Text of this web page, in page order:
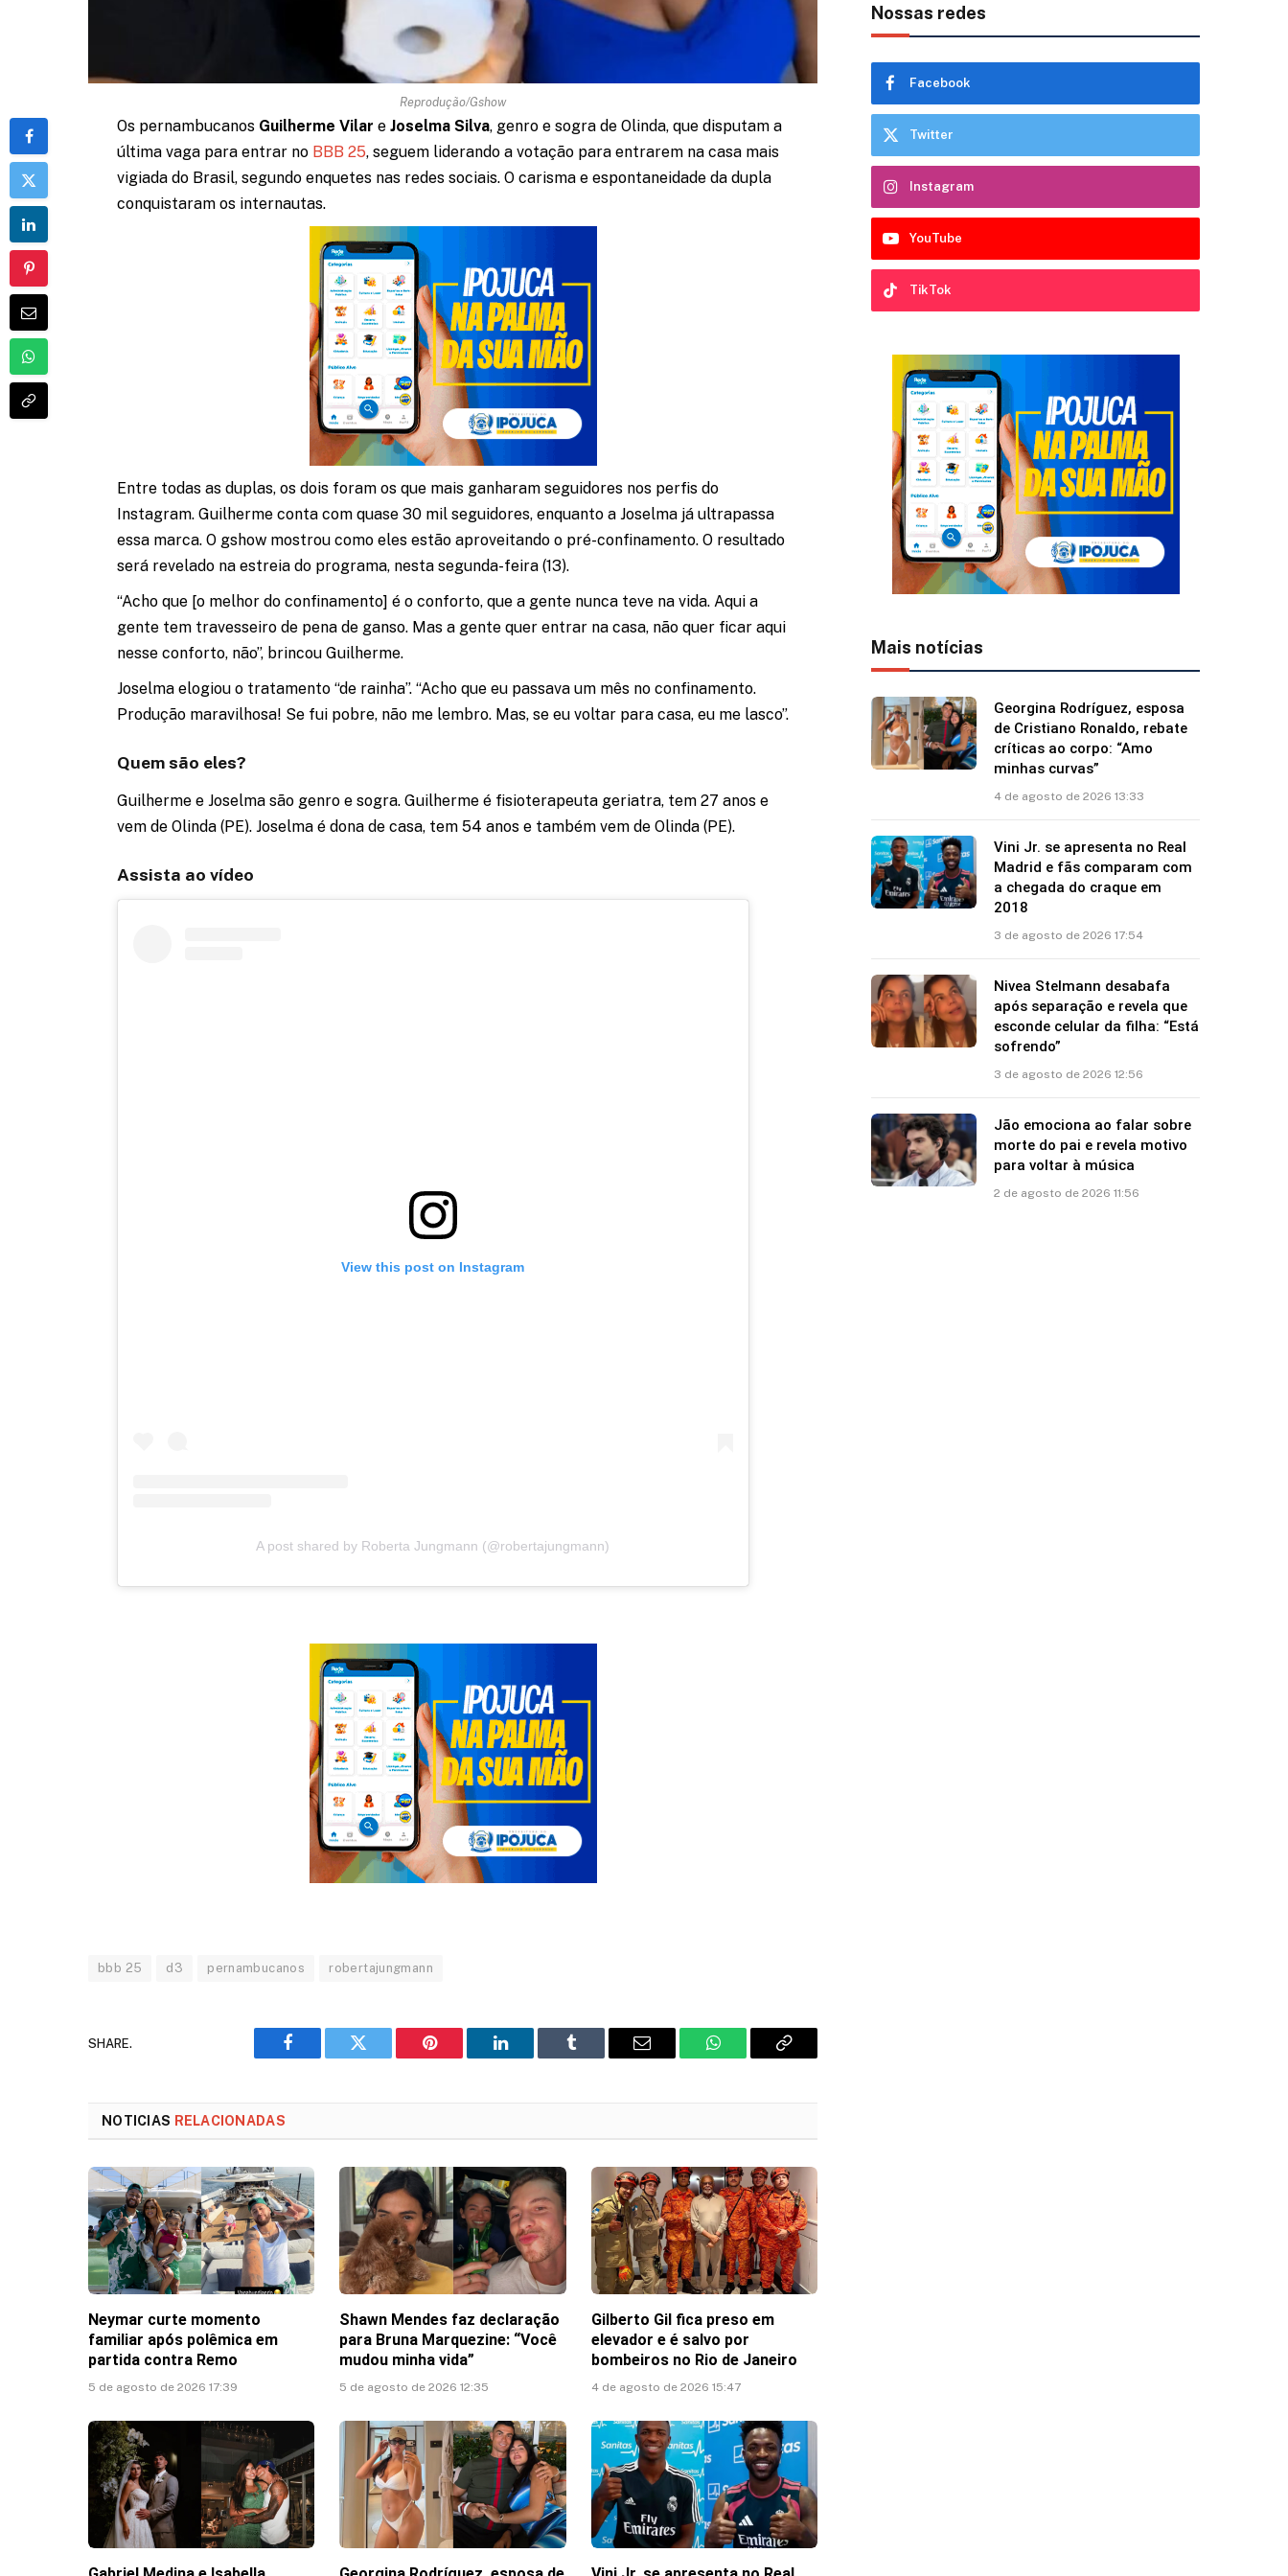
Reprodução/Gshow
Os pernambucanos Guilherme Vilar e Joselma Silva, genro e sogra de Olinda, que disputam a
última vaga para entrar no BBB 25, seguem liderando a votação para entrarem na casa mais
vigiada do Brasil, segundo enquetes nas redes sociais. O carisma e espontaneidade da dupla
conquistaram os internautas.
Entre todas as duplas, os dois foram os que mais ganharam seguidores nos perfis do
Instagram. Guilherme conta com quase 30 mil seguidores, enquanto a Joselma já ultrapassa
essa marca. O gshow mostrou como eles estão aproveitando o pré-confinamento. O resultado
será revelado na estreia do programa, nesta segunda-feira (13).
“Acho que [o melhor do confinamento] é o conforto, que a gente nunca teve na vida. Aqui a
gente tem travesseiro de pena de ganso. Mas a gente quer entrar na casa, não quer ficar aqui
nesse conforto, não”, brincou Guilherme.
Joselma elogiou o tratamento “de rainha”. “Acho que eu passava um mês no confinamento.
Produção maravilhosa! Se fui pobre, não me lembro. Mas, se eu voltar para casa, eu me lasco”.
Quem são eles?
Guilherme e Joselma são genro e sogra. Guilherme é fisioterapeuta geriatra, tem 27 anos e
vem de Olinda (PE). Joselma é dona de casa, tem 54 anos e também vem de Olinda (PE).
Assista ao vídeo
View this post on Instagram
A post shared by Roberta Jungmann (@robertajungmann)
bbb 25 d3 pernambucanos robertajungmann
SHARE.
Facebook Twitter Pinterest LinkedIn Tumblr Email WhatsAppCopy
NOTICIAS RELACIONADAS
Neymar curte momento
familiar após polêmica em
partida contra Remo
5 de agosto de 2026 17:39
Shawn Mendes faz declaração
para Bruna Marquezine: “Você
mudou minha vida”
5 de agosto de 2026 12:35
Gilberto Gil fica preso em
elevador e é salvo por
bombeiros no Rio de Janeiro
4 de agosto de 2026 15:47
Nossas redes
Facebook
Twitter
Instagram
YouTube
TikTok
Mais notícias
Georgina Rodríguez, esposa
de Cristiano Ronaldo, rebate
críticas ao corpo: “Amo
minhas curvas”
Vini Jr. se apresenta no Real
Madrid e fãs comparam com
a chegada do craque em
2018
Nivea Stelmann desabafa
após separação e revela que
esconde celular da filha: “Está
sofrendo”
Jão emociona ao falar sobre
morte do pai e revela motivo
para voltar à música